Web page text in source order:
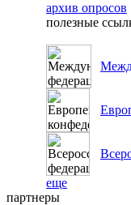
архив опросов
полезные
еще
партнеры